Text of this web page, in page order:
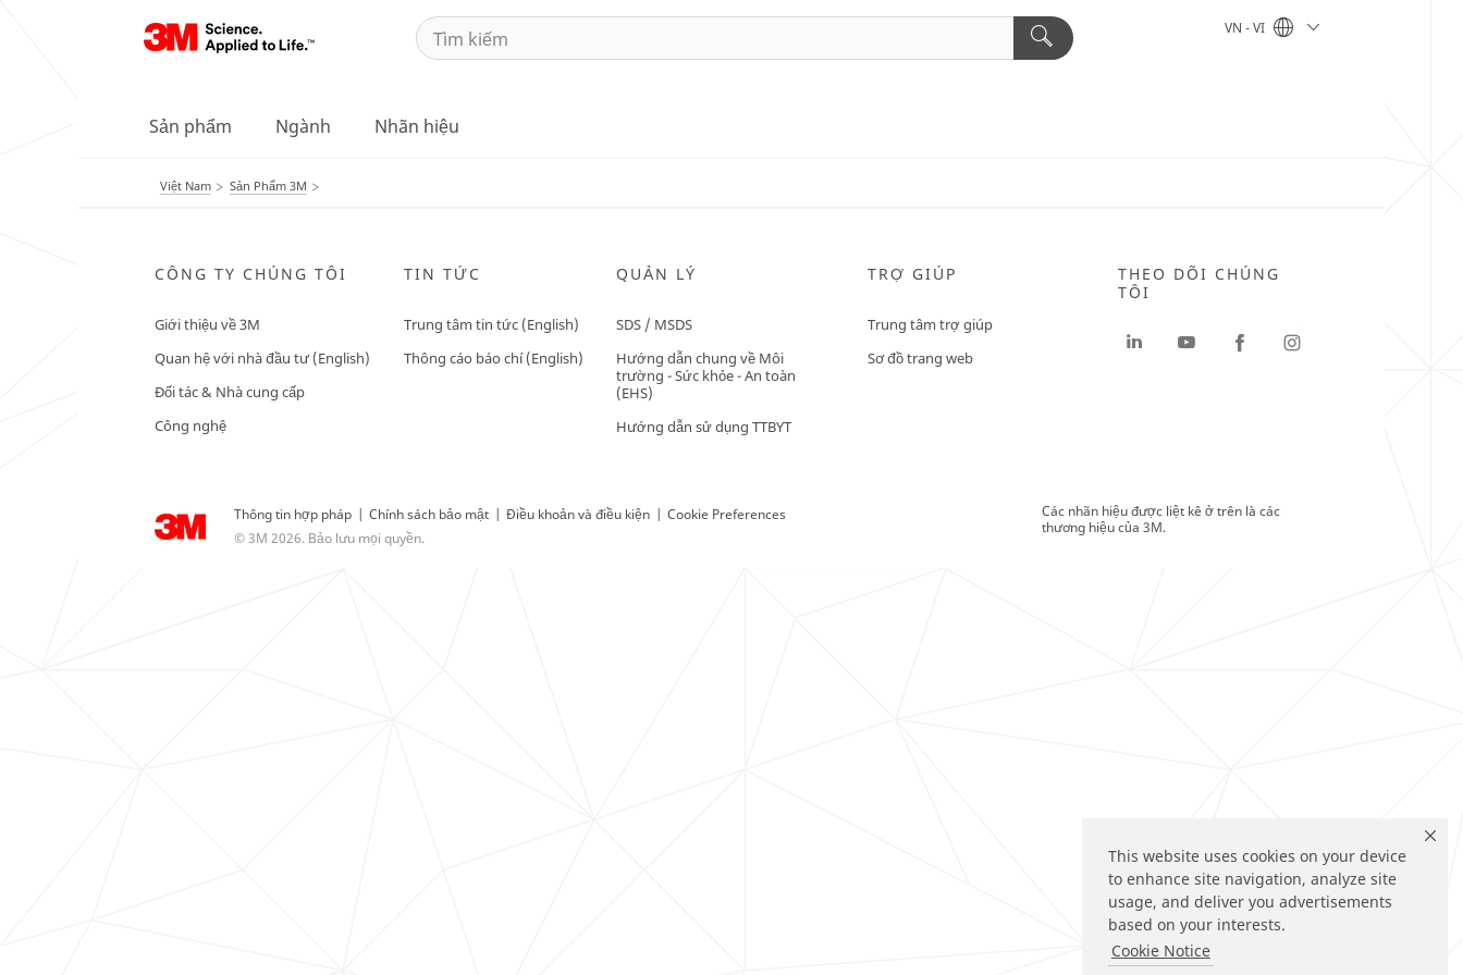
This website uses cookies on your device
to enhance site navigation, analyze site
usage, and deliver you advertisements
based on your interests.
Cookie Notice
VN - VI
Sản phẩm Ngành Nhãn hiệu
Việt Nam Sản Phẩm 3M
CÔNG TY CHÚNG TÔI
Giới thiệu về 3M
Quan hệ với nhà đầu tư (English)
Đối tác & Nhà cung cấp
Công nghệ
TIN TỨC
Trung tâm tin tức (English)
Thông cáo báo chí (English)
QUẢN LÝ
SDS / MSDS
Hướng dẫn chung về Môi
trường - Sức khỏe - An toàn
(EHS)
Hướng dẫn sử dụng TTBYT
TRỢ GIÚP
Trung tâm trợ giúp
Sơ đồ trang web
Thông tin hợp pháp | Chính sách bảo mật | Điều khoản và điều kiện | Cookie Preferences
© 3M 2026. Bảo lưu mọi quyền.
THEO DÕI CHÚNG
TÔI
Các nhãn hiệu được liệt kê ở trên là các
thương hiệu của 3M.